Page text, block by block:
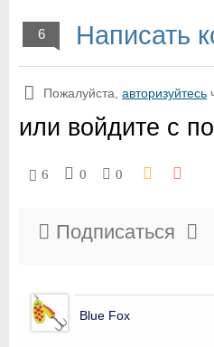
6 Написать
Пожалуйста, авторизуйтесь
или войдите с
6 0 0
Подписаться
Blue Fox